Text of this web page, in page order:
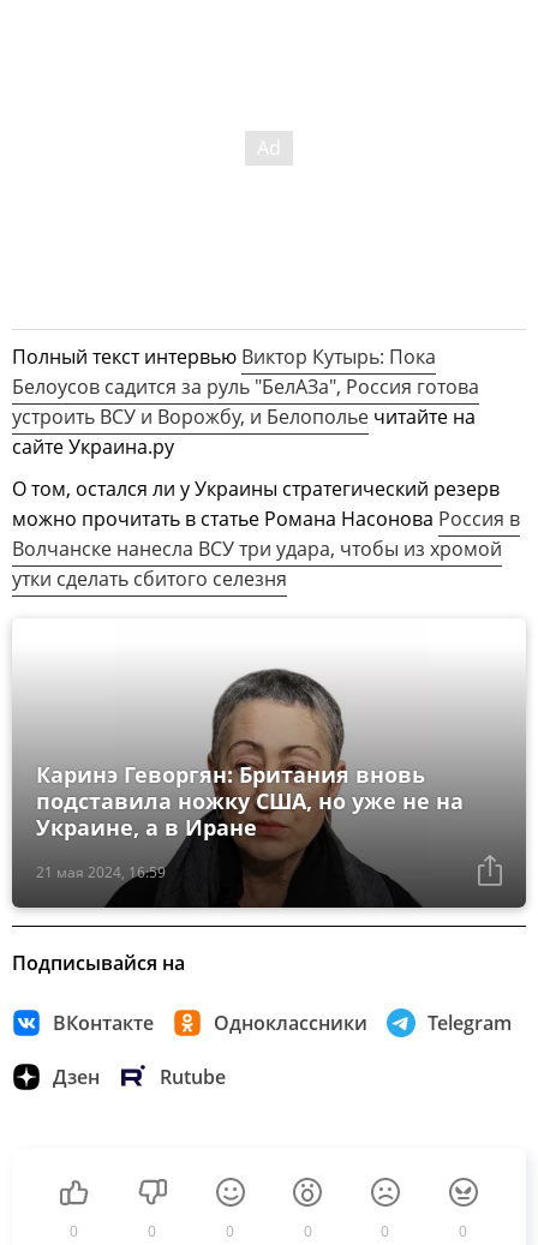
Полный текст интервью Виктор Кутырь: Пока
Белоусов садится за руль "БелАЗа", Россия готова
устроить ВСУ и Ворожбу, и Белополье читайте на
сайте Украина.ру
О том, остался ли у Украины стратегический резерв
можно прочитать в статье Романа Насонова Россия в
Волчанске нанесла ВСУ три удара, чтобы из хромой
утки сделать сбитого селезня
21 мая 2024, 16:59
Каринэ Геворгян: Британия вновь
подставила ножку США, но уже не на
Украине, а в Иране
Подписывайся на
ВКонтакте Одноклассники Telegram
Дзен Rutube
0 0 0 0 0 0